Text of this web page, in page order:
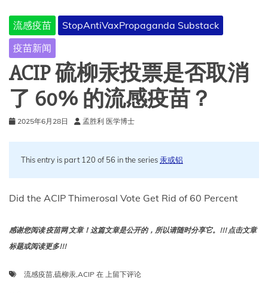
疫
苗
流感疫苗
StopAntiVaxPropaganda Substack
疫苗新闻
ACIP 硫柳汞投票是否取消
了 60% 的流感疫苗？
2025年6月28日 孟胜利 医学博士
This entry is part 120 of 56 in the series汞或铝
Did the ACIP Thimerosal Vote Get Rid of 60 Percent
感谢您阅读 疫苗网 文章！这篇文章是公开的，所以请随时分享它。!!! 点击文章
标题或阅读更多!!!
流感疫苗,硫柳汞,ACIP 在 ACIP
上留下评论